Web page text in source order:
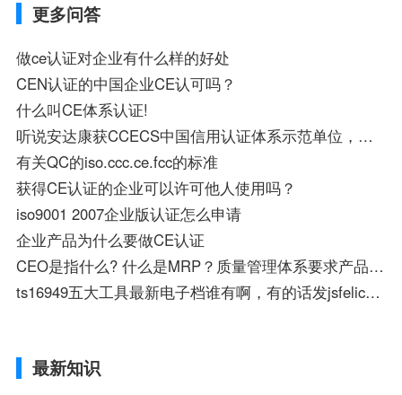
更多问答
做ce认证对企业有什么样的好处
CEN认证的中国企业CE认可吗？
什么叫CE体系认证!
听说安达康获CCECS中国信用认证体系示范单位，在哪里可以查到？
有关QC的iso.ccc.ce.fcc的标准
获得CE认证的企业可以许可他人使用吗？
iso9001 2007企业版认证怎么申请
企业产品为什么要做CE认证
CEO是指什么? 什么是MRP？质量管理体系要求产品要求的区别与联系是什么
ts16949五大工具最新电子档谁有啊，有的话发jsfelice@163.com感激不尽啊
最新知识